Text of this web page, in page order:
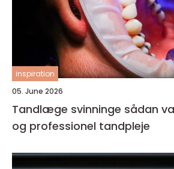
inspiration
05. June 2026
Tandlæge svinninge sådan vælger du tryg
og professionel tandpleje